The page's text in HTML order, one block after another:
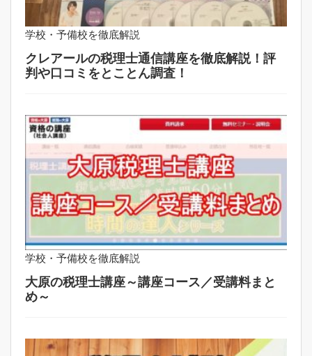
学校・予備校を徹底解説
クレアールの税理士通信講座を徹底解説！評
判や口コミをとことん調査！
学校・予備校を徹底解説
大原の税理士講座～講座コース／受講料まと
め～